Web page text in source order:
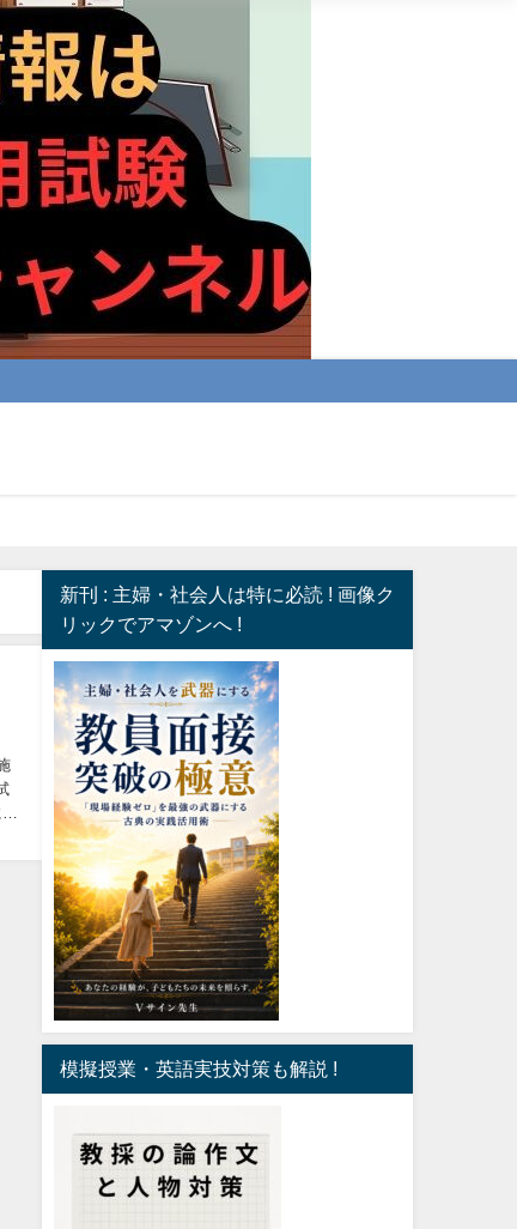
新刊 : 主婦・社会人は特に必読 ! 画像ク
リックでアマゾンへ !
模擬授業・英語実技対策も解説 !